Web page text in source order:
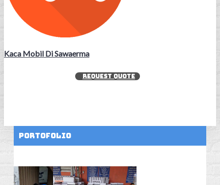
Kaca Mobil Di Sawaerma
REQUEST QUOTE
Portofolio